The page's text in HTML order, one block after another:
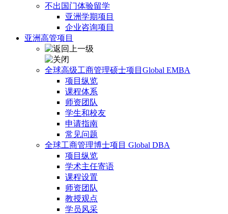
不出国门体验留学
亚洲学期项目
企业咨询项目
亚洲高管项目
全球高级工商管理硕士项目Global EMBA
项目纵览
课程体系
师资团队
学生和校友
申请指南
常见问题
全球工商管理博士项目 Global DBA
项目纵览
学术主任寄语
课程设置
师资团队
教授观点
学员风采